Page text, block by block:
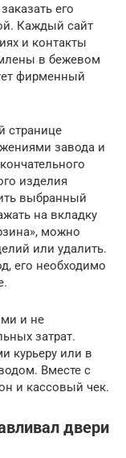
его
Каждый сайт
и контакты
в бежевом
фирменный
странице
завода и
изделия
выбранный
на вкладку
можно
или удалить.
его необходимо
и не
затрат.
курьеру или в
Вместе с
и кассовый чек.
двери